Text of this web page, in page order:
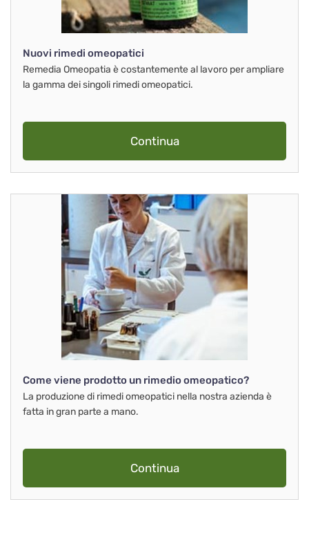
Nuovi rimedi omeopatici
Remedia Omeopatia è costantemente al lavoro per ampliare
la gamma dei singoli rimedi omeopatici.
Continua
Come viene prodotto un rimedio omeopatico?
La produzione di rimedi omeopatici nella nostra azienda è
fatta in gran parte a mano.
Continua